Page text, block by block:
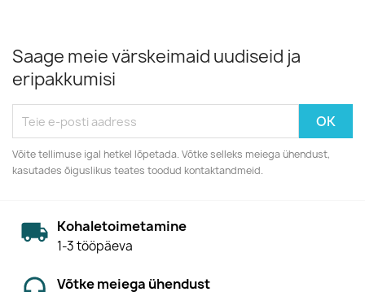
Saage meie värskeimaid uudiseid ja
eripakkumisi
Võite tellimuse igal hetkel lõpetada. Võtke selleks meiega ühendust,
kasutades õiguslikus teates toodud kontaktandmeid.
Kohaletoimetamine
1-3 tööpäeva
Võtke meiega ühendust